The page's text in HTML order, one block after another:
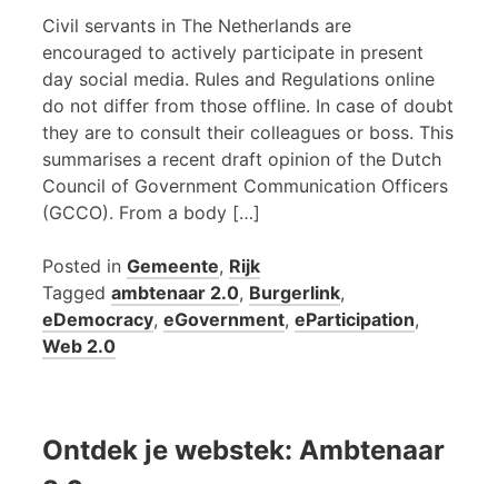
Civil servants in The Netherlands are
encouraged to actively participate in present
day social media. Rules and Regulations online
do not differ from those offline. In case of doubt
they are to consult their colleagues or boss. This
summarises a recent draft opinion of the Dutch
Council of Government Communication Officers
(GCCO). From a body […]
Posted in Gemeente, Rijk
Tagged ambtenaar 2.0, Burgerlink,
eDemocracy, eGovernment, eParticipation,
Web 2.0
Ontdek je webstek: Ambtenaar